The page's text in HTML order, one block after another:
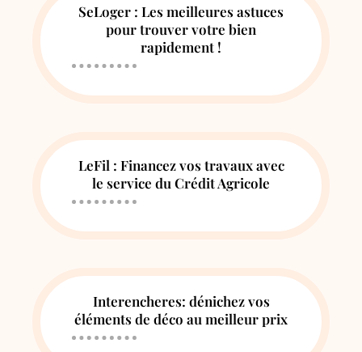
SeLoger : Les meilleures astuces
pour trouver votre bien
rapidement !
LeFil : Financez vos travaux avec
le service du Crédit Agricole
Interencheres: dénichez vos
éléments de déco au meilleur prix